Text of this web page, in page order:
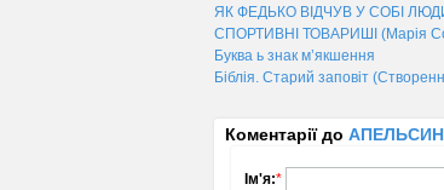
ЯК ФЕДЬКО ВІДЧУВ У СОБІ
СПОРТИВНІ ТОВАРИШІ (Марія
Буква ь знак м’якшення
Біблія. Старий заповіт
Коментарії до АПЕЛЬСИН
Ім'я:*